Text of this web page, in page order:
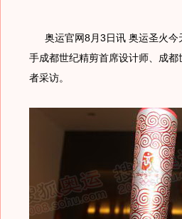
奥运官网8月3日讯 奥运圣火今
手成都世纪精剪首席设计师、成
者采访。